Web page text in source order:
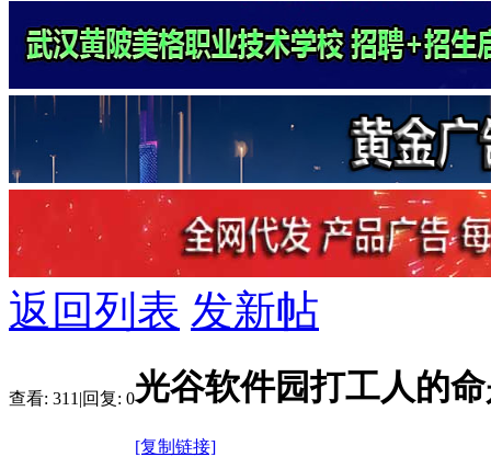
返回列表 发新帖
查看: 311 |回复: 0光谷软件园打工人的
[复制链接]